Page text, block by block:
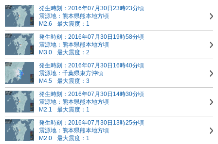
発生時刻：2016年07月30日23時23分頃
震源地：熊本県熊本地方頃
M2.6
最大震度：1
発生時刻：2016年07月30日19時58分頃
震源地：熊本県熊本地方頃
M3.0
最大震度：2
発生時刻：2016年07月30日16時40分頃
震源地：千葉県東方沖頃
M4.5
最大震度：3
発生時刻：2016年07月30日14時30分頃
震源地：熊本県熊本地方頃
M2.1
最大震度：1
発生時刻：2016年07月30日13時25分頃
震源地：熊本県熊本地方頃
M2.0
最大震度：1